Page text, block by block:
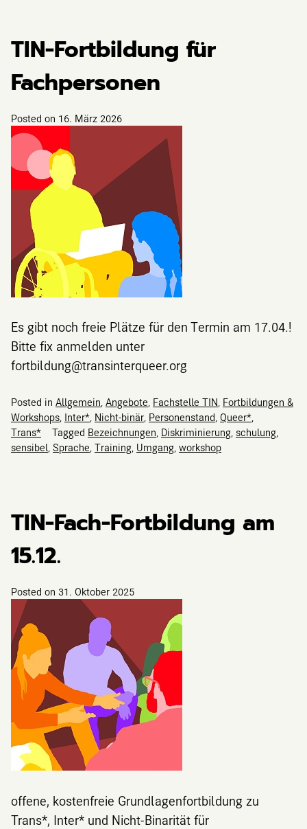
TIN-Fortbildung für
Fachpersonen
Posted on 16. März 2026
Es gibt noch freie Plätze für den Termin am 17.04.!
Bitte fix anmelden unter
fortbildung@transinterqueer.org
Posted in Allgemein, Angebote, Fachstelle TIN, Fortbildungen &
Workshops, Inter*, Nicht-binär, Personenstand, Queer*,
Trans*
Tagged Bezeichnungen, Diskriminierung, schulung,
sensibel, Sprache, Training, Umgang, workshop
TIN-Fach-Fortbildung am
15.12.
Posted on 31. Oktober 2025
offene, kostenfreie Grundlagenfortbildung zu
Trans*, Inter* und Nicht-Binarität für